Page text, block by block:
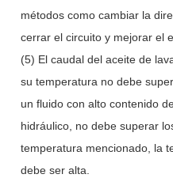
métodos como cambiar la
cerrar el circuito y mejorar el
(5) El caudal del aceite de
su temperatura no debe
un fluido con alto contenido
hidráulico, no debe superar
temperatura mencionado, la
debe ser alta.